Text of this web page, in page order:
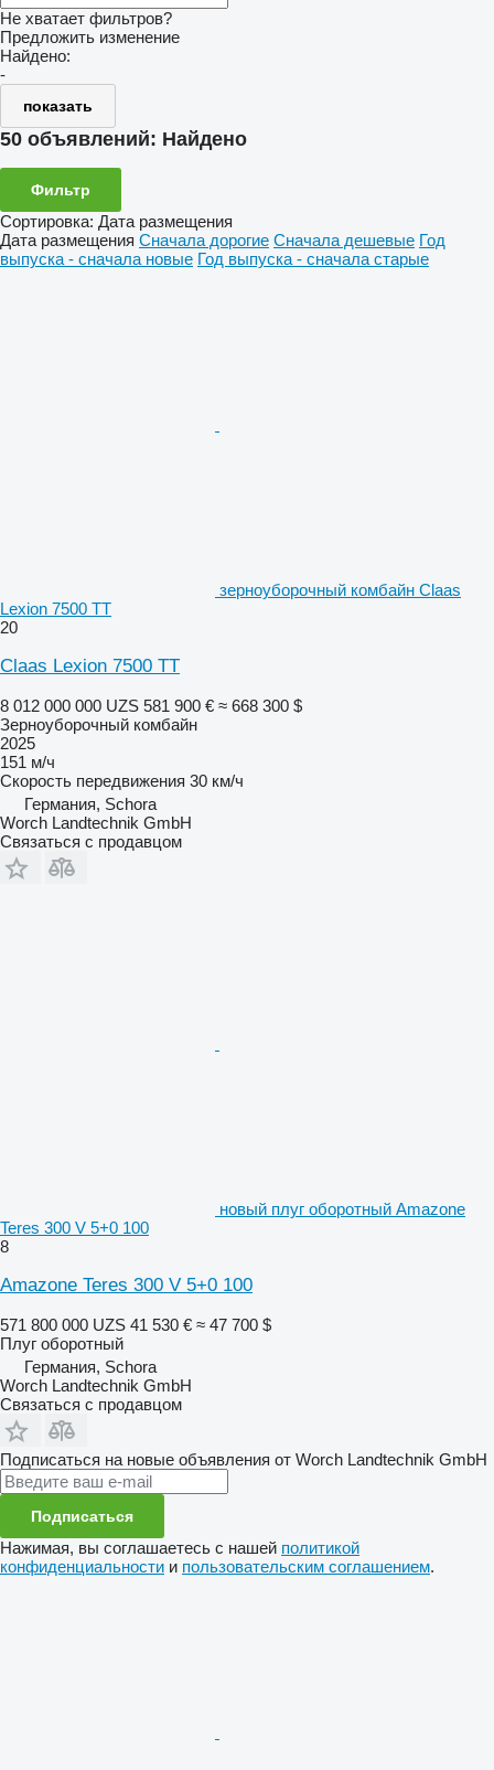
Не хватает фильтров?
Предложить изменение
Найдено:
-
показать
50 объявлений: Найдено
Фильтр
Сортировка: Дата размещения
Дата размещения Сначала дорогие Сначала дешевые Год
выпуска - сначала новые Год выпуска - сначала старые
зерноуборочный комбайн Claas
Lexion 7500 TT
20
Claas Lexion 7500 TT
8 012 000 000 UZS 581 900 € ≈ 668 300 $
Зерноуборочный комбайн
2025
151 м/ч
Скорость передвижения 30 км/ч
Германия, Schora
Worch Landtechnik GmbH
Связаться с продавцом
новый плуг оборотный Amazone
Teres 300 V 5+0 100
8
Amazone Teres 300 V 5+0 100
571 800 000 UZS 41 530 € ≈ 47 700 $
Плуг оборотный
Германия, Schora
Worch Landtechnik GmbH
Связаться с продавцом
Подписаться на новые объявления от Worch Landtechnik GmbH
Подписаться
Нажимая, вы соглашаетесь с нашей политикой
конфиденциальности и пользовательским соглашением.